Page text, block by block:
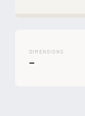
DIMENSIONS
—